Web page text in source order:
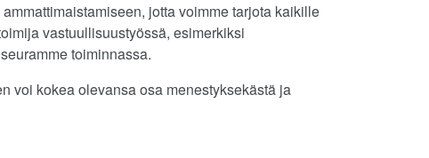
jotta voimme tarjota kaikille
vastuullisuustyössä, esimerkiksi
toiminnassa.
voi kokea olevansa osa menestyksekästä ja